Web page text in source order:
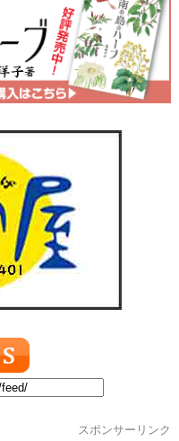
スポンサーリンク